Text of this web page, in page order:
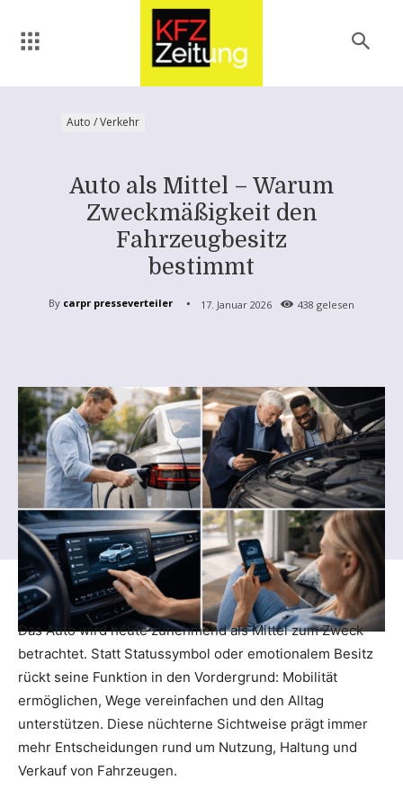
Auto / Verkehr
Auto als Mittel – Warum
Zweckmäßigkeit den
Fahrzeugbesitz
bestimmt
By carpr presseverteiler 17. Januar 2026 438 gelesen
Das Auto wird heute zunehmend als Mittel zum Zweck
betrachtet. Statt Statussymbol oder emotionalem Besitz
rückt seine Funktion in den Vordergrund: Mobilität
ermöglichen, Wege vereinfachen und den Alltag
unterstützen. Diese nüchterne Sichtweise prägt immer
mehr Entscheidungen rund um Nutzung, Haltung und
Verkauf von Fahrzeugen.